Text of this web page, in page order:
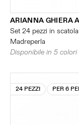
ARIANNA GHIERA
Set 24 pezzi in
Madreperla
Disponibile in 5 colori
24 PEZZI PER 6